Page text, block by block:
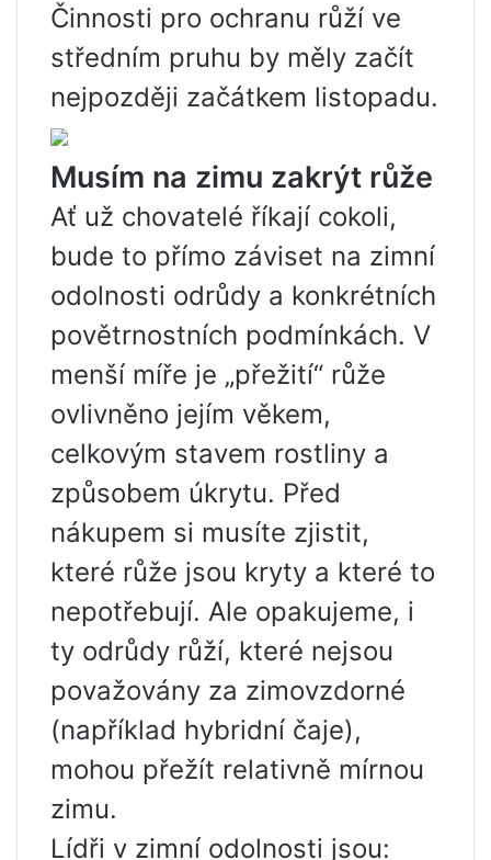
Činnosti pro ochranu růží ve
středním pruhu by měly začít
nejpozději začátkem listopadu.
Musím na zimu zakrýt růže
Ať už chovatelé říkají cokoli,
bude to přímo záviset na zimní
odolnosti odrůdy a konkrétních
povětrnostních podmínkách. V
menší míře je „přežití“ růže
ovlivněno jejím věkem,
celkovým stavem rostliny a
způsobem úkrytu. Před
nákupem si musíte zjistit,
které růže jsou kryty a které to
nepotřebují. Ale opakujeme, i
ty odrůdy růží, které nejsou
považovány za zimovzdorné
(například hybridní čaje),
mohou přežít relativně mírnou
zimu.
Lídři v zimní odolnosti jsou: